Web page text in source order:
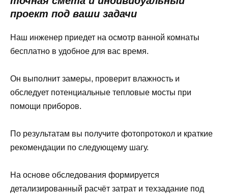
проект под ваши задачи
Наш инженер приедет на осмотр ванной комнаты
бесплатно в удобное для вас время.
Он выполнит замеры, проверит влажность и
обследует потенциальные тепловые мосты при
помощи приборов.
По результатам вы получите фотопротокол и краткие
рекомендации по следующему шагу.
На основе обследования формируется
детализированный расчёт затрат и техзадание под